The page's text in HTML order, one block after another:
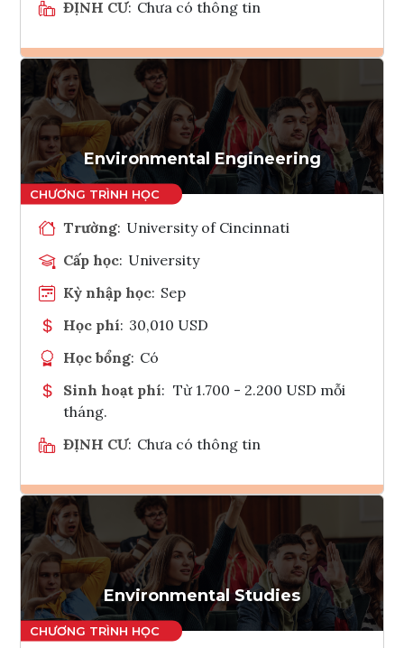
ĐỊNH CƯ: Chưa có thông tin
Ghi danh
Tham vấn Interlink
Environmental Engineering
Trường: University of Cincinnati
Cấp học: University
Kỳ nhập học: Sep
Học phí: 30,010 USD
Học bổng: Có
Sinh hoạt phí: Từ 1.700 - 2.200 USD mỗi
tháng.
ĐỊNH CƯ: Chưa có thông tin
Ghi danh
Tham vấn Interlink
Environmental Studies